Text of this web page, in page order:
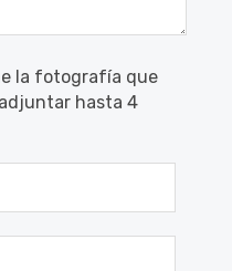
la fotografía que
hasta 4